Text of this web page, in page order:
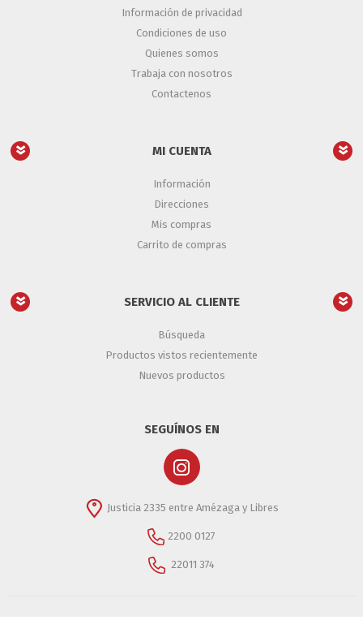
Información de privacidad
Condiciones de uso
Quienes somos
Trabaja con nosotros
Contactenos
MI CUENTA
Información
Direcciones
Mis compras
Carrito de compras
SERVICIO AL CLIENTE
Búsqueda
Productos vistos recientemente
Nuevos productos
SEGUÍNOS EN
Justicia 2335 entre Amézaga y Libres
2200 0127
22011 374